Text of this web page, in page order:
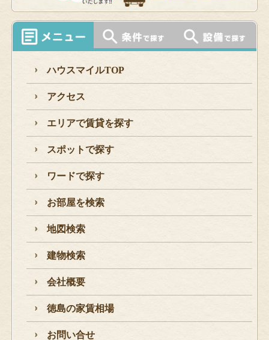
ハウスマイルTOP
アクセス
エリアで賃貸を探す
スポットで探す
ワードで探す
お部屋を検索
地図検索
建物検索
会社概要
徳島の家賃相場
お問い合せ